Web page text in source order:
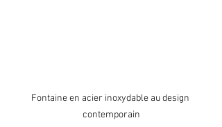
Fontaine en acier inoxydable au design
contemporain